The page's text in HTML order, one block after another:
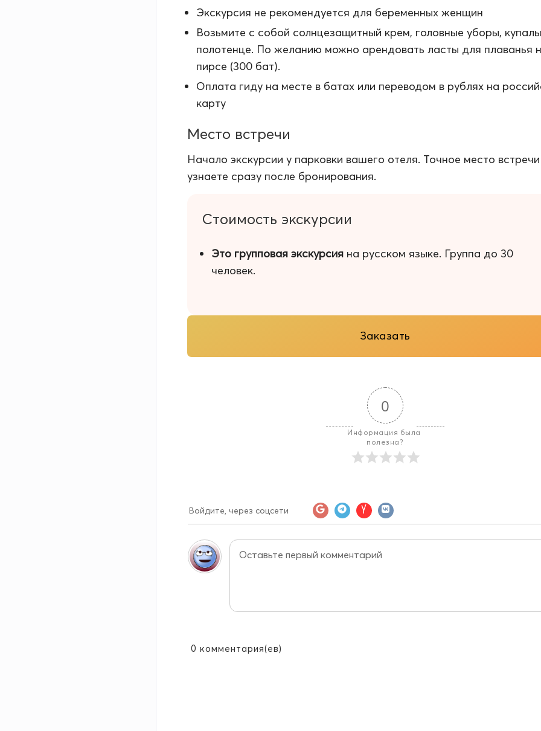
Экскурсия не рекомендуется для беременных женщин
Возьмите с собой солнцезащитный крем, головные уборы,
полотенце. По желанию можно арендовать ласты для плаванья
пирсе (300 бат).
Оплата гиду на месте в батах или переводом в рублях на
карту
Место встречи
Начало экскурсии у парковки вашего отеля. Точное место
узнаете сразу после бронирования.
Стоимость экскурсии
Это групповая экскурсия на русском языке. Группа до 30
человек.
Заказать
0
Информация была
полезна?
Войдите, через соцсети
0 комментария(ев)